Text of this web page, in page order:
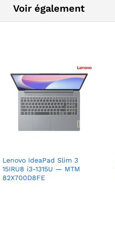
Voir également
Lenovo IdeaPad Slim 3
15IRU8 i3-1315U — MTM
82X700D8FE